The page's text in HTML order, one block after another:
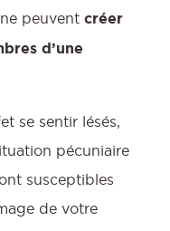
peuvent créer
d’une
se sentir lésés,
pécuniaire
susceptibles
de votre